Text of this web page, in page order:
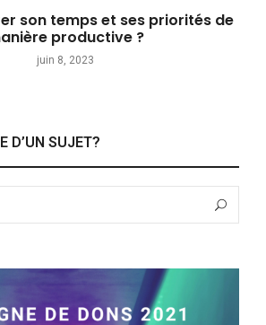
son temps et ses priorités de
productive ?
juin 8, 2023
D’UN SUJET?